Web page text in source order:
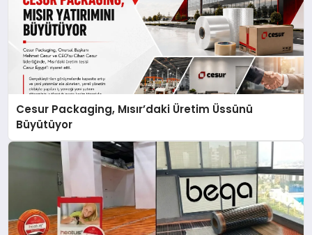
Cesur Packaging, Mısır’daki Üretim Üssünü
Büyütüyor